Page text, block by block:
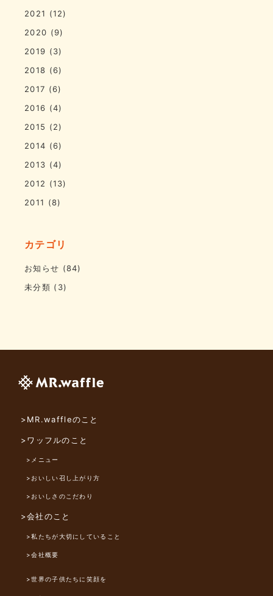
2021 (12)
2020 (9)
2019 (3)
2018 (6)
2017 (6)
2016 (4)
2015 (2)
2014 (6)
2013 (4)
2012 (13)
2011 (8)
カテゴリ
お知らせ (84)
未分類 (3)
>MR.waffleのこと
>ワッフルのこと
>メニュー
>おいしい召し上がり方
>おいしさのこだわり
>会社のこと
>私たちが大切にしていること
>会社概要
>世界の子供たちに笑顔を